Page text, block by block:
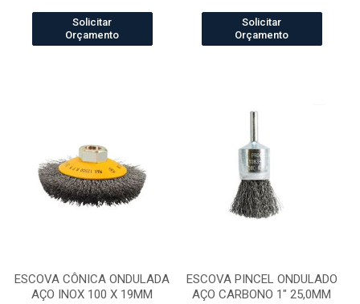
Solicitar
Orçamento
Solicitar
Orçamento
ESCOVA CÔNICA ONDULADA
AÇO INOX 100 X 19MM
ESCOVA PINCEL ONDULADO
AÇO CARBONO 1" 25,0MM